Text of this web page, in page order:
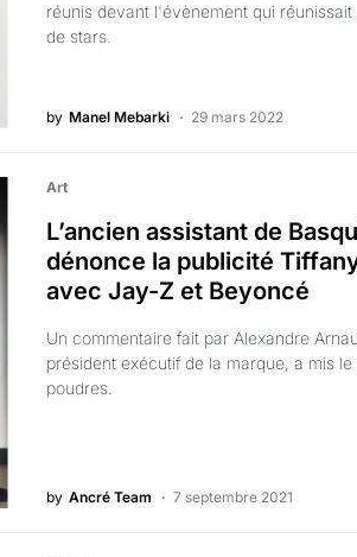
réunis devant l'évènement qui
de stars.
by Manel Mebarki 29 mars 2022
Art
L’ancien assistant de
dénonce la publicité
avec Jay-Z et Beyoncé
Un commentaire fait par Alexandre
président exécutif de la marque, a mis le
poudres.
by Ancré Team 7 septembre 2021